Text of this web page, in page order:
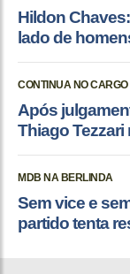
Hildon
lado de
CONTINUA NO CARGO
Após
Thiago Tezzari
MDB NA BERLINDA
Sem vice e
partido tenta